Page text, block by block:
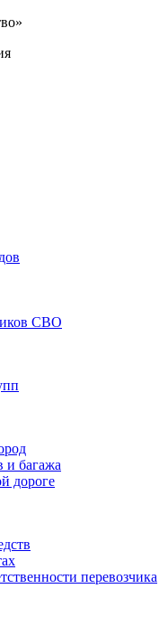
СВО
и багажа
дороге
перевозчика